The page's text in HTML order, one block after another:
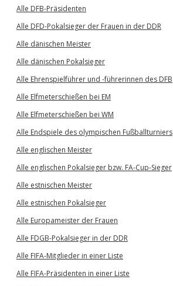
Alle DFB-Präsidenten
Alle DFD-Pokalsieger der Frauen in der DDR
Alle dänischen Meister
Alle dänischen Pokalsieger
Alle Ehrenspielführer und -führerinnen des DFB
Alle Elfmeterschießen bei EM
Alle Elfmeterschießen bei WM
Alle Endspiele des olympischen Fußballturniers
Alle englischen Meister
Alle englischen Pokalsieger bzw. FA-Cup-Sieger
Alle estnischen Meister
Alle estnischen Pokalsieger
Alle Europameister der Frauen
Alle FDGB-Pokalsieger in der DDR
Alle FIFA-Mitglieder in einer Liste
Alle FIFA-Präsidenten in einer Liste